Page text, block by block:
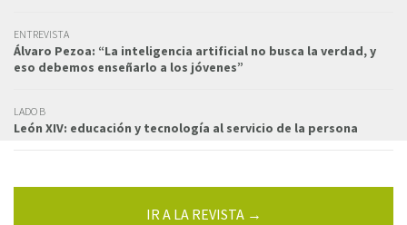
ENTREVISTA
Álvaro Pezoa: “La inteligencia artificial no busca la verdad, y
eso debemos enseñarlo a los jóvenes”
LADO B
León XIV: educación y tecnología al servicio de la persona
IR A LA REVISTA →